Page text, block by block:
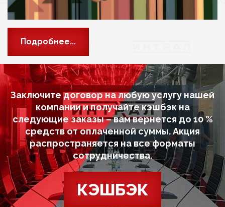
Подробнее...
Заключите договор на любую услугу нашей
компании и получайте кэшбэк на
следующие заказы – вам вернется до 10 %
средств от оплаченной суммы. Акция
распространяется на все форматы
сотрудничества.
КЭШБЭК